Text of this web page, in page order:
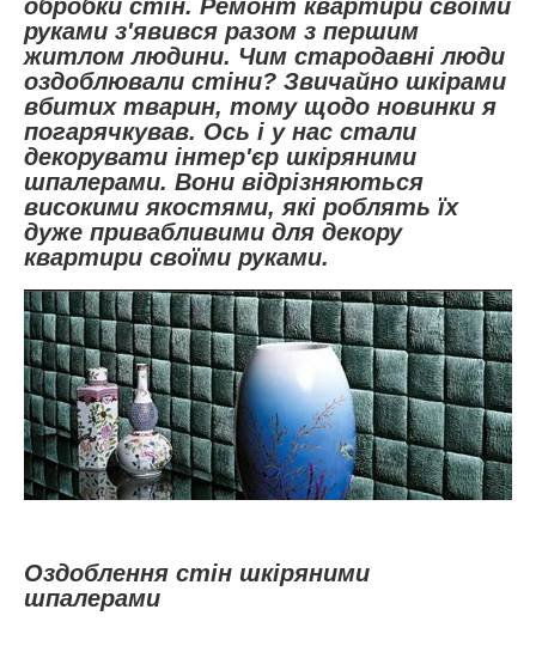
обробки стін. Ремонт квартири своїми
руками з'явився разом з першим
житлом людини. Чим стародавні люди
оздоблювали стіни? Звичайно шкірами
вбитих тварин, тому щодо новинки я
погарячкував. Ось і у нас стали
декорувати інтер'єр шкіряними
шпалерами. Вони відрізняються
високими якостями, які роблять їх
дуже привабливими для декору
квартири своїми руками.
Оздоблення стін шкіряними
шпалерами